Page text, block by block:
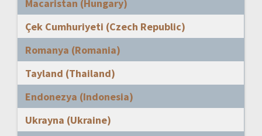
Macaristan (Hungary)
Çek Cumhuriyeti (Czech Republic)
Romanya (Romania)
Tayland (Thailand)
Endonezya (Indonesia)
Ukrayna (Ukraine)